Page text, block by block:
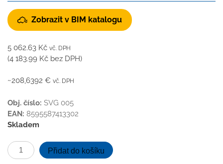
Zobrazit v BIM katalogu
5 062.63 Kč vč. DPH
(4 183.99 Kč bez DPH)
~208,6392 € vč. DPH
Obj. číslo: SVG 005
EAN: 8595587413302
Skladem
Gravitační
střešní
Přidat do košíku